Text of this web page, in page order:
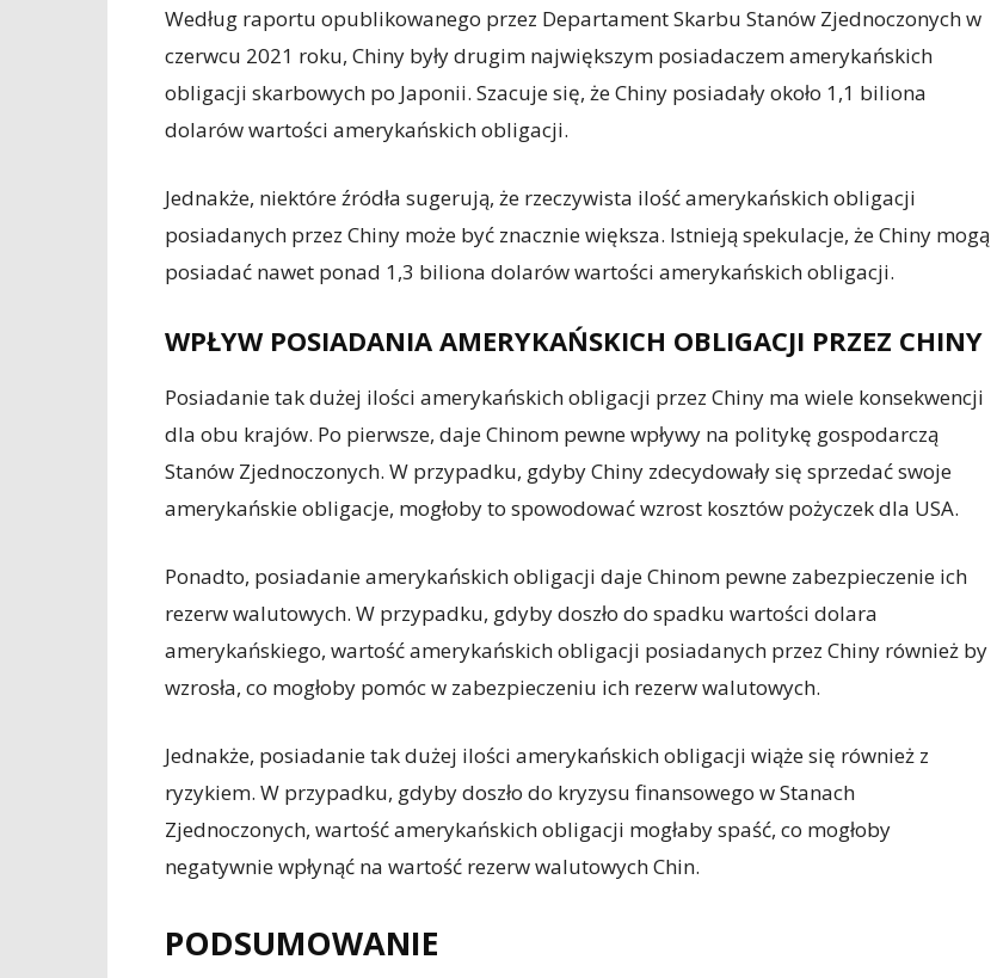
Według raportu opublikowanego przez Departament Skarbu Stanów Zjednoczonych w
czerwcu 2021 roku, Chiny były drugim największym posiadaczem amerykańskich
obligacji skarbowych po Japonii. Szacuje się, że Chiny posiadały około 1,1 biliona
dolarów wartości amerykańskich obligacji.
Jednakże, niektóre źródła sugerują, że rzeczywista ilość amerykańskich obligacji
posiadanych przez Chiny może być znacznie większa. Istnieją spekulacje, że Chiny mogą
posiadać nawet ponad 1,3 biliona dolarów wartości amerykańskich obligacji.
WPŁYW POSIADANIA AMERYKAŃSKICH OBLIGACJI PRZEZ CHINY
Posiadanie tak dużej ilości amerykańskich obligacji przez Chiny ma wiele konsekwencji
dla obu krajów. Po pierwsze, daje Chinom pewne wpływy na politykę gospodarczą
Stanów Zjednoczonych. W przypadku, gdyby Chiny zdecydowały się sprzedać swoje
amerykańskie obligacje, mogłoby to spowodować wzrost kosztów pożyczek dla USA.
Ponadto, posiadanie amerykańskich obligacji daje Chinom pewne zabezpieczenie ich
rezerw walutowych. W przypadku, gdyby doszło do spadku wartości dolara
amerykańskiego, wartość amerykańskich obligacji posiadanych przez Chiny również by
wzrosła, co mogłoby pomóc w zabezpieczeniu ich rezerw walutowych.
Jednakże, posiadanie tak dużej ilości amerykańskich obligacji wiąże się również z
ryzykiem. W przypadku, gdyby doszło do kryzysu finansowego w Stanach
Zjednoczonych, wartość amerykańskich obligacji mogłaby spaść, co mogłoby
negatywnie wpłynąć na wartość rezerw walutowych Chin.
PODSUMOWANIE